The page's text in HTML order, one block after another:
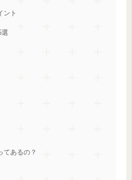
ント
てあるの？